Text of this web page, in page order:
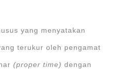
yang menyatakan
terukur oleh pengamat
(proper time) dengan